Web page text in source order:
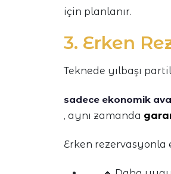
için planlanır.
3. Erken
Teknede yılbaşı
sadece ekonomik
, aynı zamanda
Erken rezervasyonla